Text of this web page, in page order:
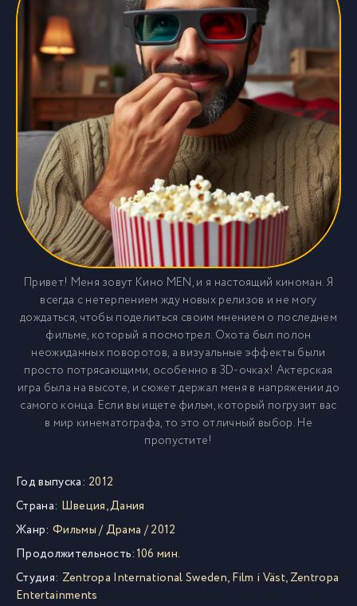
Привет! Меня зовут Кино MEN, и я настоящий киноман. Я
всегда с нетерпением жду новых релизов и не могу
дождаться, чтобы поделиться своим мнением о последнем
фильме, который я посмотрел. Охота был полон
неожиданных поворотов, а визуальные эффекты были
просто потрясающими, особенно в 3D-очках! Актерская
игра была на высоте, и сюжет держал меня в напряжении до
самого конца. Если вы ищете фильм, который погрузит вас
в мир кинематографа, то это отличный выбор. Не
пропустите!
Год выпуска: 2012
Страна: Швеция,Дания
Жанр: Фильмы/Драма /2012
Продолжительность:106 мин.
Студия: Zentropa International Sweden,Film i Väst,Zentropa
Entertainments